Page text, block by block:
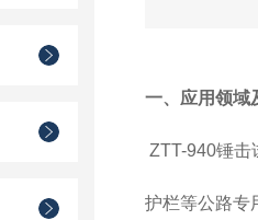
一、应用领域
ZTT-940锤击
护栏等公路专